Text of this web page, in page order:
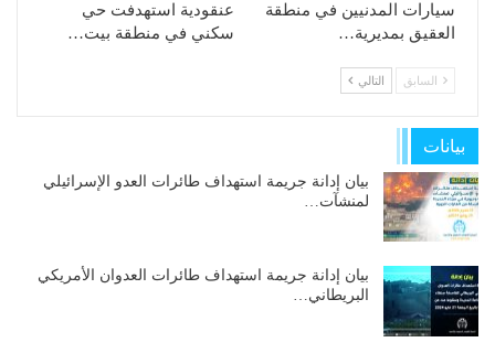
سيارات المدنيين في منطقة
العقيق بمديرية…
عنقودية استهدفت حي
سكني في منطقة بيت…
السابق التالي
بيانات
بيان إدانة جريمة استهداف طائرات العدو الإسرائيلي
لمنشآت…
بيان إدانة جريمة استهداف طائرات العدوان الأمريكي
البريطاني…